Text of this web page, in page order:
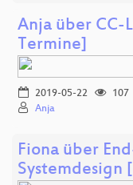
Anja über CC-
Termine]
2019-05-22
107
Anja
Fiona über
Systemdesign